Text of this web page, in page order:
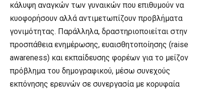
κάλυψη αναγκών των γυναικών που επιθυμούν να
κυοφορήσουν αλλά αντιμετωπίζουν προβλήματα
γονιμότητας. Παράλληλα, δραστηριοποιείται στην
προσπάθεια ενημέρωσης, ευαισθητοποίησης (raise
awareness) και εκπαίδευσης φορέων για το μείζον
πρόβλημα του δημογραφικού, μέσω συνεχούς
εκπόνησης ερευνών σε συνεργασία με κορυφαία